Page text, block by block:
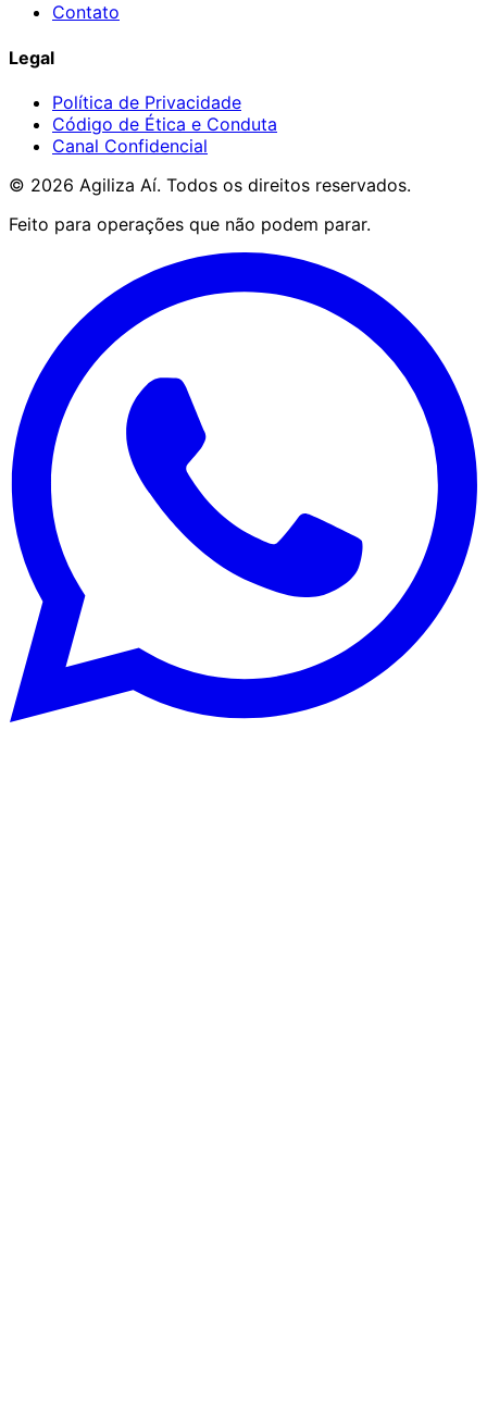
Contato
Legal
Política de Privacidade
Código de Ética e Conduta
Canal Confidencial
© 2026 Agiliza Aí. Todos os direitos reservados.
Feito para operações que não podem parar.